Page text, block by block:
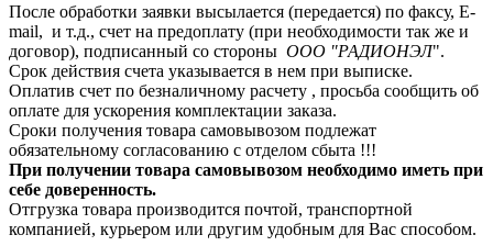
После обработки заявки высылается (передается) по факсу, E-
mail, и т.д., счет на предоплату (при необходимости так же и
договор), подписанный со стороны ООО "РАДИОНЭЛ".
Срок действия счета указывается в нем при выписке.
Оплатив счет по безналичному расчету , просьба сообщить об
оплате для ускорения комплектации заказа.
Сроки получения товара самовывозом подлежат
обязательному согласованию с отделом сбыта !!!
При получении товара самовывозом необходимо иметь при
себе доверенность.
Отгрузка товара производится почтой, транспортной
компанией, курьером или другим удобным для Вас способом.